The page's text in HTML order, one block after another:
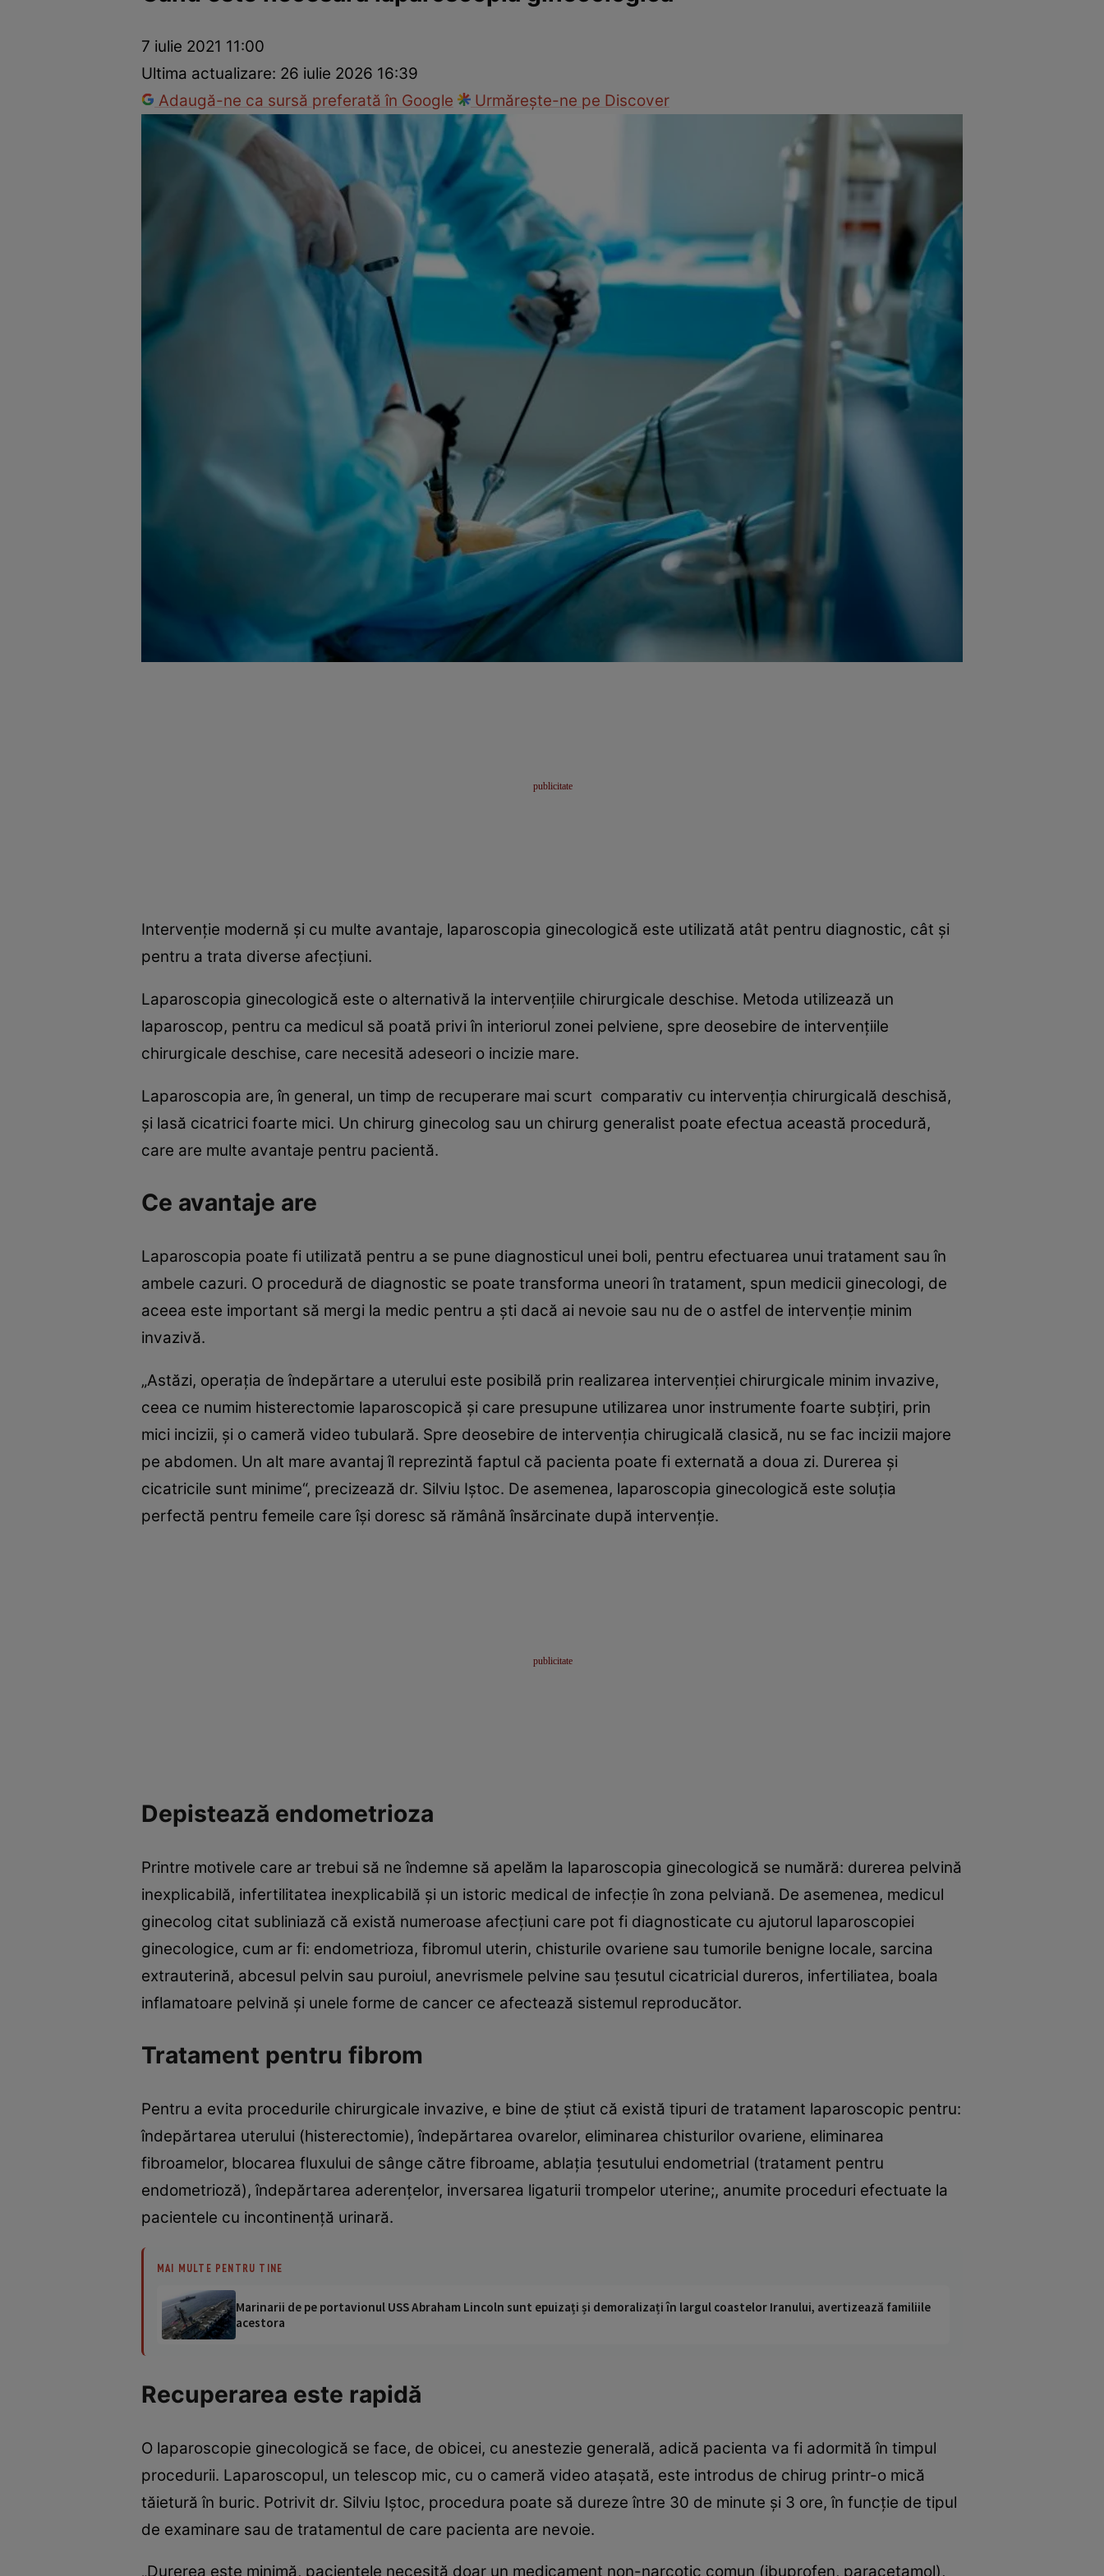
Prevenție și tratament Remedii naturiste
7 iulie 2021 11:00
Ultima actualizare: 26 iulie 2026 16:39
Adaugă-ne ca sursă preferată în Google
Urmărește-ne pe Discover
Intervenţie modernă şi cu multe avantaje, laparoscopia ginecologică este utilizată atât pentru diagnostic, cât şi
pentru a trata diverse afecţiuni.
Laparoscopia ginecologică este o alternativă la intervenţiile chirurgicale deschise. Metoda utilizează un
laparoscop, pentru ca medicul să poată privi în interiorul zonei pelviene, spre deosebire de intervenţiile
chirurgicale deschise, care necesită adeseori o incizie mare.
Laparoscopia are, în general, un timp de recuperare mai scurt comparativ cu intervenţia chirurgicală deschisă,
şi lasă cicatrici foarte mici. Un chirurg ginecolog sau un chirurg generalist poate efectua această procedură,
care are multe avantaje pentru pacientă.
Ce avantaje are
Laparoscopia poate fi utilizată pentru a se pune diagnosticul unei boli, pentru efectuarea unui tratament sau în
ambele cazuri. O procedură de diagnostic se poate transforma uneori în tratament, spun medicii ginecologi, de
aceea este important să mergi la medic pentru a şti dacă ai nevoie sau nu de o astfel de intervenţie minim
invazivă.
„Astăzi, operaţia de îndepărtare a uterului este posibilă prin realizarea intervenţiei chirurgicale minim invazive,
ceea ce numim histerectomie laparoscopică şi care presupune utilizarea unor instrumente foarte subţiri, prin
mici incizii, şi o cameră video tubulară. Spre deosebire de intervenţia chirugicală clasică, nu se fac incizii majore
pe abdomen. Un alt mare avantaj îl reprezintă faptul că pacienta poate fi externată a doua zi. Durerea şi
cicatricile sunt minime“, precizează dr. Silviu Iştoc. De asemenea, laparoscopia ginecologică este soluţia
perfectă pentru femeile care îşi doresc să rămână însărcinate după intervenţie.
Depistează endometrioza
Printre motivele care ar trebui să ne îndemne să apelăm la laparoscopia ginecologică se numără: durerea pelvină
inexplicabilă, infertilitatea inexplicabilă şi un istoric medical de infecţie în zona pelviană. De asemenea, medicul
ginecolog citat subliniază că există numeroase afecţiuni care pot fi diagnosticate cu ajutorul laparoscopiei
ginecologice, cum ar fi: endometrioza, fibromul uterin, chisturile ovariene sau tumorile benigne locale, sarcina
extrauterină, abcesul pelvin sau puroiul, anevrismele pelvine sau ţesutul cicatricial dureros, infertiliatea, boala
inflamatoare pelvină şi unele forme de cancer ce afectează sistemul reproducător.
Tratament pentru fibrom
Pentru a evita procedurile chirurgicale invazive, e bine de ştiut că există tipuri de tratament laparoscopic pentru:
îndepărtarea uterului (histerectomie), îndepărtarea ovarelor, eliminarea chisturilor ovariene, eliminarea
fibroamelor, blocarea fluxului de sânge către fibroame, ablaţia ţesutului endometrial (tratament pentru
endometrioză), îndepărtarea aderenţelor, inversarea ligaturii trompelor uterine;, anumite proceduri efectuate la
pacientele cu incontinenţă urinară.
MAI MULTE PENTRU TINE
Marinarii de pe portavionul USS Abraham Lincoln sunt epuizați și demoralizați în largul coastelor Iranului, avertizează familiile
acestora
Recuperarea este rapidă
O laparoscopie ginecologică se face, de obicei, cu anestezie generală, adică pacienta va fi adormită în timpul
procedurii. Laparoscopul, un telescop mic, cu o cameră video ataşată, este introdus de chirug printr-o mică
tăietură în buric. Potrivit dr. Silviu Iştoc, procedura poate să dureze între 30 de minute şi 3 ore, în funcţie de tipul
de examinare sau de tratamentul de care pacienta are nevoie.
„Durerea este minimă, pacientele necesită doar un medicament non-narcotic comun (ibuprofen, paracetamol),